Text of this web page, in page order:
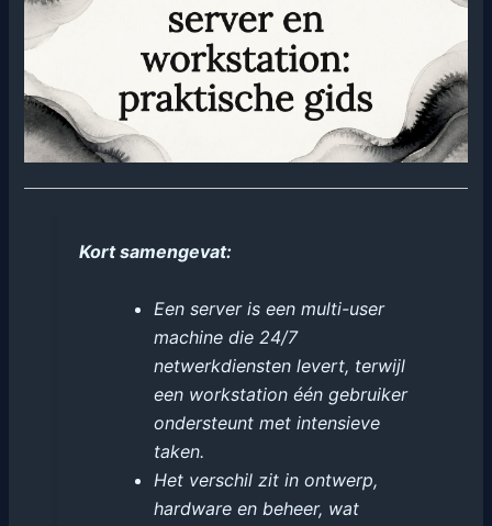
Kort samengevat:
Een server is een multi-user
machine die 24/7
netwerkdiensten levert, terwijl
een workstation één gebruiker
ondersteunt met intensieve
taken.
Het verschil zit in ontwerp,
hardware en beheer, wat